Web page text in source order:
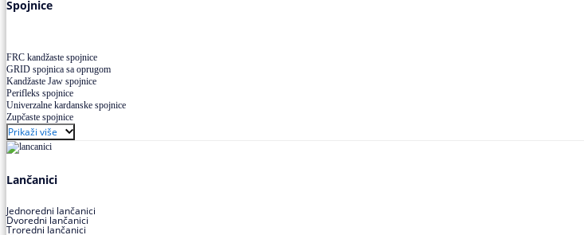
Spojnice
FRC kandžaste spojnice
GRID spojnica sa oprugom
Kandžaste Jaw spojnice
Perifleks spojnice
Univerzalne kardanske spojnice
Zupčaste spojnice
Prikaži više
Lančanici
Jednoredni lančanici
Dvoredni lančanici
Troredni lančanici